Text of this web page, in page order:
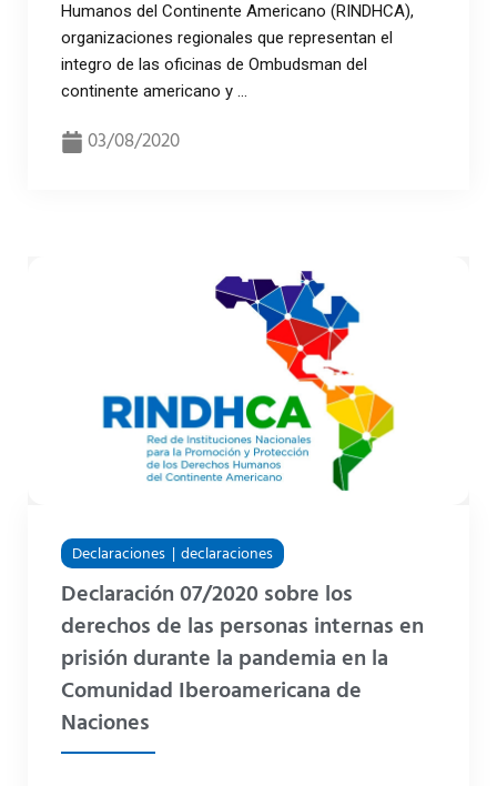
Humanos del Continente Americano (RINDHCA),
organizaciones regionales que representan el
integro de las oficinas de Ombudsman del
continente americano y ...
03/08/2020
Declaraciones declaraciones
Declaración 07/2020 sobre los
derechos de las personas internas en
prisión durante la pandemia en la
Comunidad Iberoamericana de
Naciones